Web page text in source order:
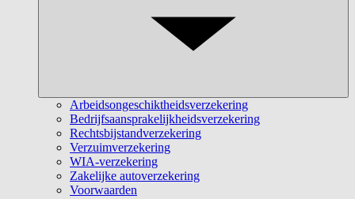
Arbeidsongeschiktheidsverzekering
Bedrijfsaansprakelijkheidsverzekering
Rechtsbijstandverzekering
Verzuimverzekering
WIA-verzekering
Zakelijke autoverzekering
Voorwaarden